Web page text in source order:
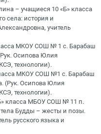
– учащиеся 10 «Б» класса
села: история и
учитель
МКОУ СОШ № 1 с. Барабаш
Осипова Юлия
технологии).
МКОУ СОШ №1 с. Барабаш
(Рук. Осипова Юлия
технологии).
класса МБОУ СОШ № 11 п.
Будды – жесты и позы.
русского языка и